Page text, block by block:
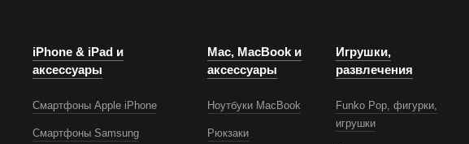
iPhone & iPad и
аксессуары
Смартфоны Apple iPhone
Смартфоны Samsung
Mac, MacBook и
аксессуары
Ноутбуки MacBook
Рюкзаки
Игрушки,
развлечения
Funko Pop, фигурки,
игрушки